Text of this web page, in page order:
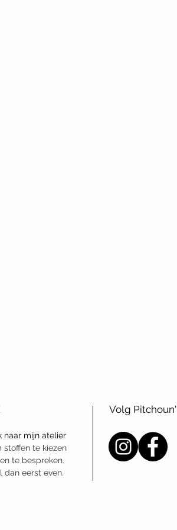
naar mijn atelier
stoffen te kiezen
te bespreken.
dan eerst even.
Volg Pitchoun'